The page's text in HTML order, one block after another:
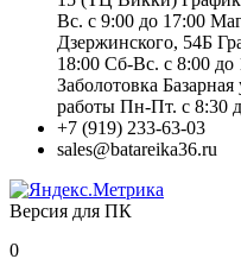
Вс. с 9:00 до 17:00
Дзержинского, 54Б
18:00 Сб-Вс. с 8:00
Заболотовка
работы Пн-Пт. с 8:30
+7 (919) 233-63-03
sales@batareika36.ru
Версия для ПК
0